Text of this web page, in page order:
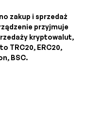
zakup i sprzedaż
przyjmuje
kryptowalut,
TRC20, ERC20,
BSC.